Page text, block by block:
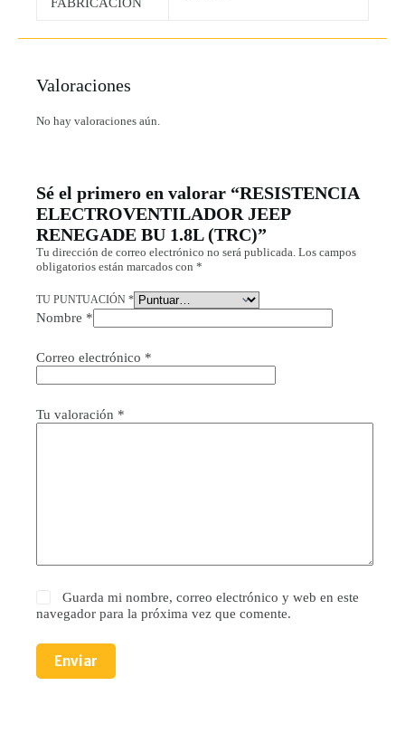
Valoraciones
No hay valoraciones aún.
Sé el primero en valorar “RESISTENCIA
ELECTROVENTILADOR JEEP
RENEGADE BU 1.8L (TRC)”
Tu dirección de correo electrónico no será publicada. Los campos
obligatorios están marcados con *
TU PUNTUACIÓN *
Nombre *
Correo electrónico *
Tu valoración *
Guarda mi nombre, correo electrónico y web en este
navegador para la próxima vez que comente.
Enviar